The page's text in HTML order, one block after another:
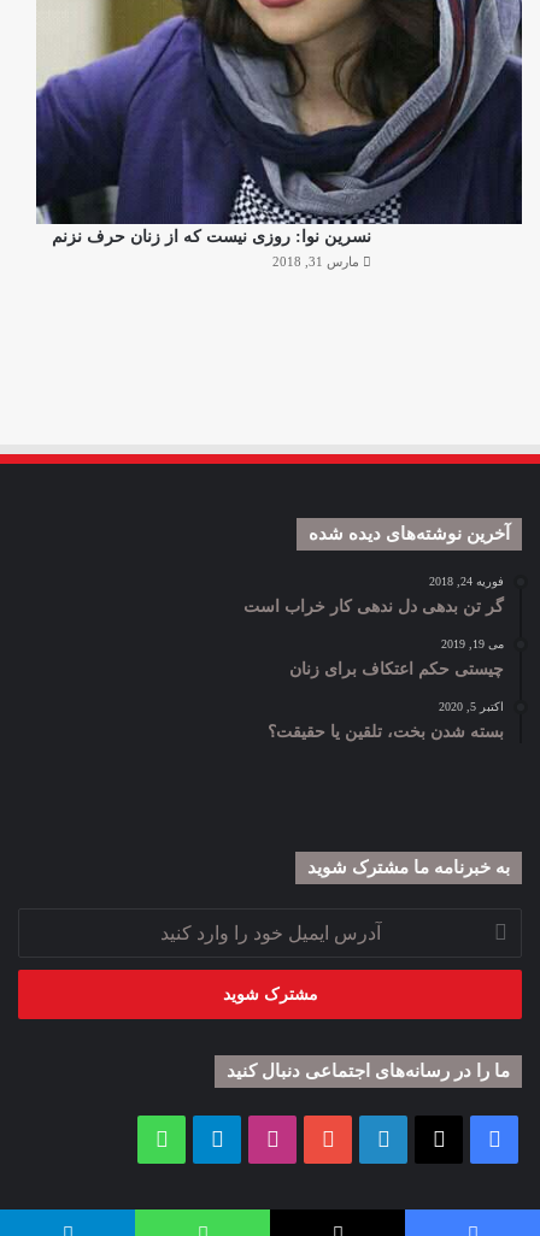
نسرین نوا: روزی نیست که از زنان حرف نزنم
مارس 31, 2018
آخرین نوشته‌های دیده شده
فوریه 24, 2018
گر تن بدهی دل ندهی کار خراب است
می 19, 2019
چیستی حکم اعتکاف برای زنان
اکتبر 5, 2020
بسته شدن بخت، تلقین یا حقیقت؟
به خبرنامه‌‌ ما مشترک شوید
آدرس
ایمیل
خود
وارد
ما را در رسانه‌های اجتماعی دنبال کنید
لینکدین یوتیوب اینستاگرامتلگرام